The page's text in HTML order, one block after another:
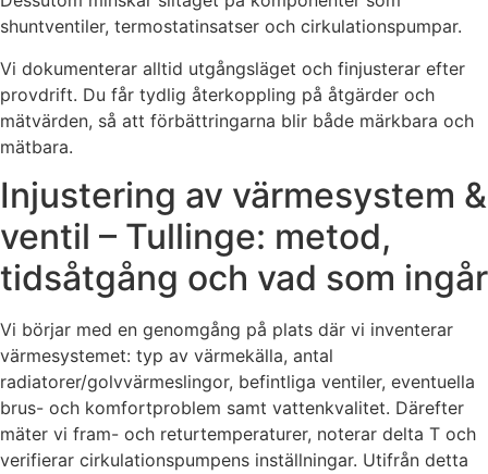
shuntventiler, termostatinsatser och cirkulationspumpar.
Vi dokumenterar alltid utgångsläget och finjusterar efter
provdrift. Du får tydlig återkoppling på åtgärder och
mätvärden, så att förbättringarna blir både märkbara och
mätbara.
Injustering av värmesystem &
ventil – Tullinge: metod,
tidsåtgång och vad som ingår
Vi börjar med en genomgång på plats där vi inventerar
värmesystemet: typ av värmekälla, antal
radiatorer/golvvärmeslingor, befintliga ventiler, eventuella
brus- och komfortproblem samt vattenkvalitet. Därefter
mäter vi fram- och returtemperaturer, noterar delta T och
verifierar cirkulationspumpens inställningar. Utifrån detta